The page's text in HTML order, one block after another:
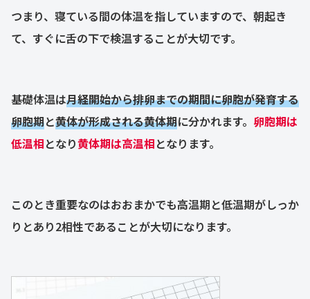
つまり、寝ている間の体温を指していますので、朝起き
て、すぐに舌の下で検温することが大切です。
基礎体温は月経開始から排卵までの期間に卵胞が発育する
卵胞期と黄体が形成される黄体期に分かれます。 卵胞期は
低温相となり黄体期は高温相となります。
このとき重要なのはおおまかでも高温期と低温期がしっか
りとあり2相性であることが大切になります。